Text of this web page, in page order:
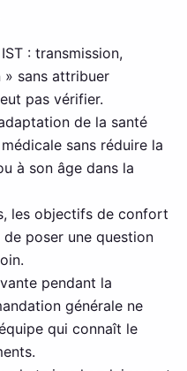
: transmission,
sans attribuer
pas vérifier.
de la santé
sans réduire la
à son âge dans la
les objectifs de confort
poser une question
pendant la
générale ne
qui connaît le